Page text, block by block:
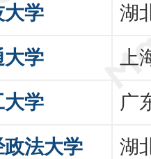
大学 湖
大学 上
大学 广
法大学 湖